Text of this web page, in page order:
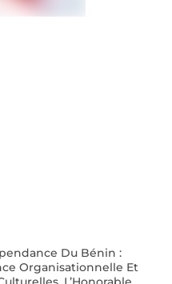
Du Bénin :
Organisationnelle Et